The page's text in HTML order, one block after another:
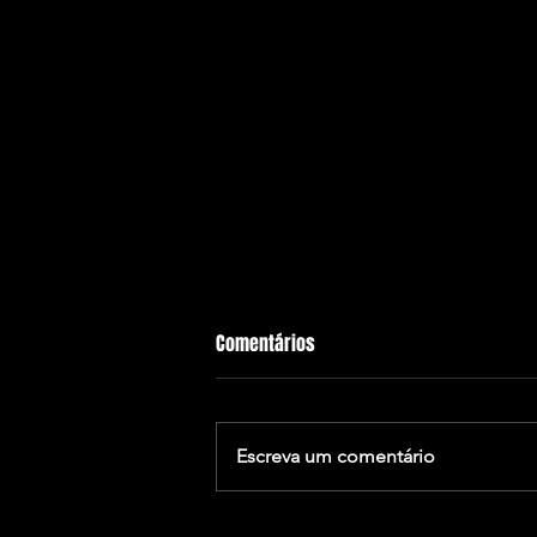
Comentários
Escreva um comentário